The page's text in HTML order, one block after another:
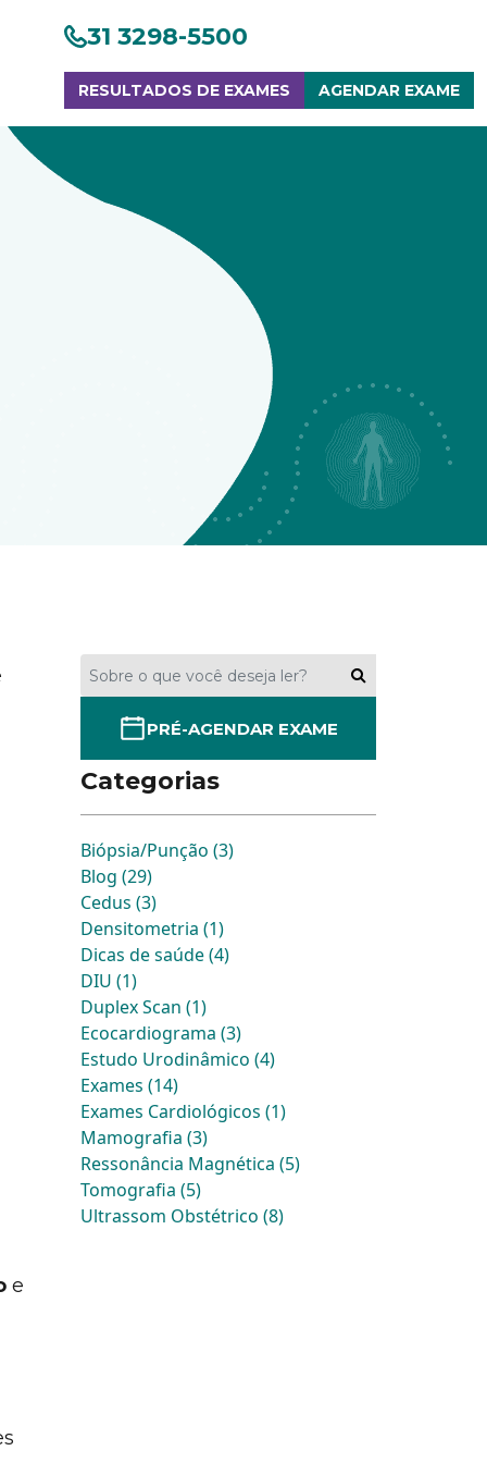
31 3298-5500
RESULTADOS DE EXAMES AGENDAR EXAME
e
PRÉ-AGENDAR EXAME
Categorias
Biópsia/Punção (3)
Blog (29)
Cedus (3)
Densitometria (1)
Dicas de saúde (4)
DIU (1)
Duplex Scan (1)
Ecocardiograma (3)
Estudo Urodinâmico (4)
Exames (14)
Exames Cardiológicos (1)
Mamografia (3)
Ressonância Magnética (5)
Tomografia (5)
Ultrassom Obstétrico (8)